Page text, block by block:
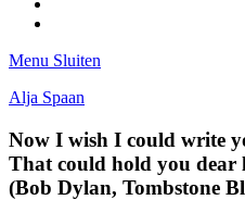
Menu Sluiten
Alja Spaan
Now I wish I could write
That could hold you dear
(Bob Dylan, Tombstone